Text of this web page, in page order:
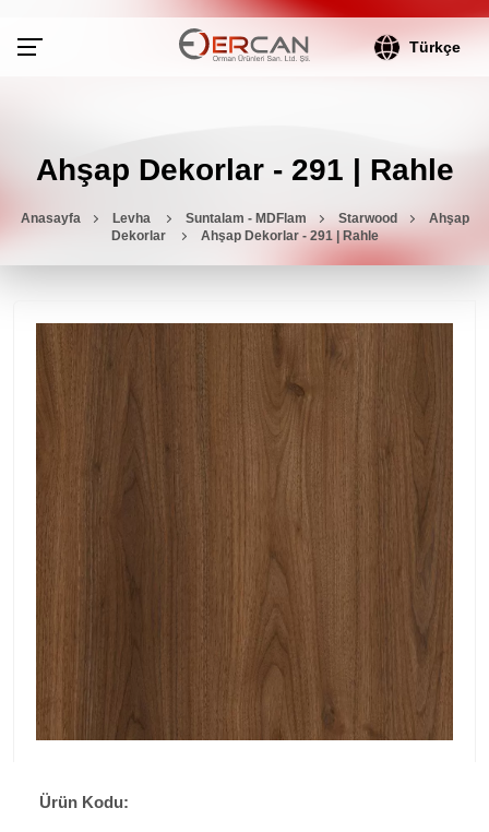
Türkçe
Ahşap Dekorlar - 291 | Rahle
Anasayfa Levha Suntalam - MDFlam Starwood
Ahşap
Dekorlar
Ahşap Dekorlar - 291 | Rahle
Ürün Kodu: